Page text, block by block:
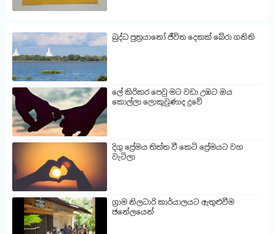
බුද්ධ පුත්‍රයානෝ ජීවිත දෙකක් බේරා ගනිති
ලේ කිරිකර පෙවු මට වඩා උඹට ඔය
කොල්ලා ලොකුවුණාද දුවේ
දිගු ප්‍රේමය තිත්ත වී කෙටි ප්‍රේමයට වහ
වැටිලා
ග්‍රාම නිලධාරි කාර්යාලයට ඇතුළුවීම
ජනේලයෙන්